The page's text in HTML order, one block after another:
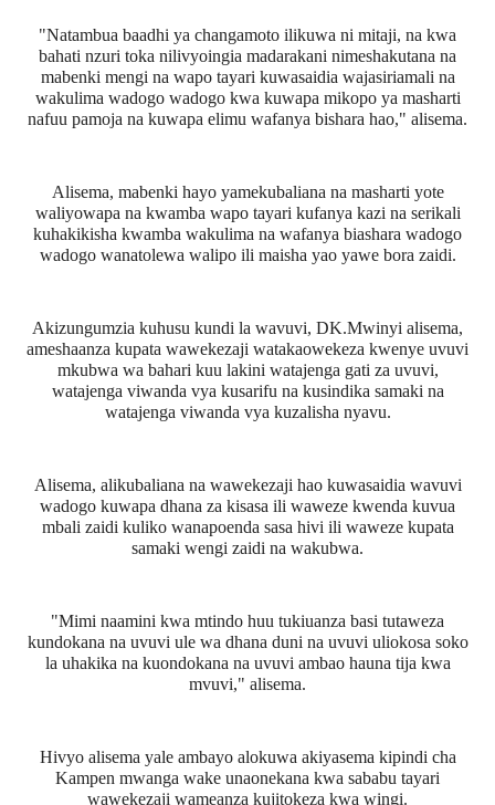
"Natambua baadhi ya changamoto ilikuwa ni mitaji, na kwa
bahati nzuri toka nilivyoingia madarakani nimeshakutana na
mabenki mengi na wapo tayari kuwasaidia wajasiriamali na
wakulima wadogo wadogo kwa kuwapa mikopo ya masharti
nafuu pamoja na kuwapa elimu wafanya bishara hao," alisema.
Alisema, mabenki hayo yamekubaliana na masharti yote
waliyowapa na kwamba wapo tayari kufanya kazi na serikali
kuhakikisha kwamba wakulima na wafanya biashara wadogo
wadogo wanatolewa walipo ili maisha yao yawe bora zaidi.
Akizungumzia kuhusu kundi la wavuvi, DK.Mwinyi alisema,
ameshaanza kupata wawekezaji watakaowekeza kwenye uvuvi
mkubwa wa bahari kuu lakini watajenga gati za uvuvi,
watajenga viwanda vya kusarifu na kusindika samaki na
watajenga viwanda vya kuzalisha nyavu.
Alisema, alikubaliana na wawekezaji hao kuwasaidia wavuvi
wadogo kuwapa dhana za kisasa ili waweze kwenda kuvua
mbali zaidi kuliko wanapoenda sasa hivi ili waweze kupata
samaki wengi zaidi na wakubwa.
"Mimi naamini kwa mtindo huu tukiuanza basi tutaweza
kundokana na uvuvi ule wa dhana duni na uvuvi uliokosa soko
la uhakika na kuondokana na uvuvi ambao hauna tija kwa
mvuvi," alisema.
Hivyo alisema yale ambayo alokuwa akiyasema kipindi cha
Kampen mwanga wake unaonekana kwa sababu tayari
wawekezaji wameanza kujitokeza kwa wingi.